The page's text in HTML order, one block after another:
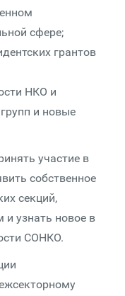
сфере;
грантов
НКО и
и новые
участие в
собственное
секций,
и узнать новое в
СОНКО.